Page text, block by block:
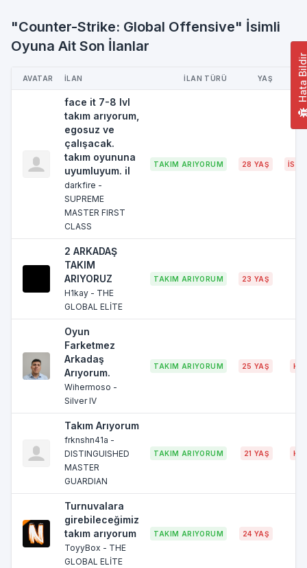
Hata
"Counter-Strike: Global Offensive" İsimli
Oyuna Ait Son İlanlar
AVATAR İLAN İLAN TÜRÜ YAŞ
face it 7-8 lvl
takım arıyorum,
egosuz ve
çalışacak.
takım oyununa
uyumluyum. il
darkfire -
SUPREME
MASTER FIRST
CLASS
TAKIM ARIYORUM 28 YAŞ
2 ARKADAŞ
TAKIM
ARIYORUZ
H1kay - THE
GLOBAL ELİTE
TAKIM ARIYORUM 23 YAŞ
Oyun
Farketmez
Arkadaş
Arıyorum.
Wihermoso -
Silver IV
TAKIM ARIYORUM 25 YAŞ
Takım Arıyorum
frknshn41a -
DISTINGUISHED
MASTER
GUARDIAN
TAKIM ARIYORUM 21 YAŞ
Turnuvalara
girebileceğimiz
takım arıyorum
ToyyBox - THE
GLOBAL ELİTE
TAKIM ARIYORUM 24 YAŞ